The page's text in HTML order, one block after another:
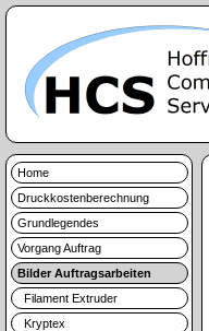
Home
Druckkostenberechnung
Grundlegendes
Vorgang Auftrag
Bilder Auftragsarbeiten
Filament Extruder
Kryptex